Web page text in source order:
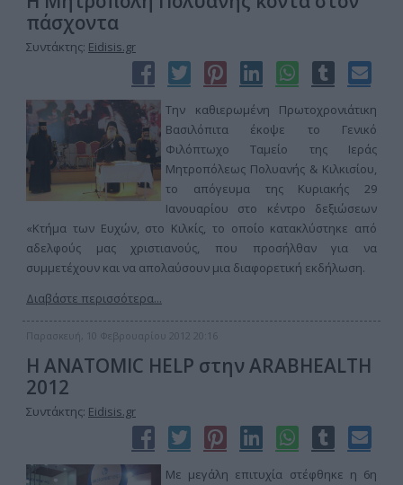
πάσχοντα
Συντάκτης: Eidisis.gr
Την καθιερωμένη Πρωτοχρονιάτικη
Βασιλόπιτα έκοψε το Γενικό
Φιλόπτωχο Ταμείο της Ιεράς
Μητροπόλεως Πολυανής & Κιλκισίου,
το απόγευμα της Κυριακής 29
Ιανουαρίου στο κέντρο δεξιώσεων
«Κτήμα των Ευχών, στο Κιλκίς, το οποίο κατακλύστηκε από
αδελφούς μας χριστιανούς, που προσήλθαν για να
συμμετέχουν και να απολαύσουν μια διαφορετική εκδήλωση.
Διαβάστε περισσότερα...
Παρασκευή, 10 Φεβρουαρίου 2012 20:16
Η ANATOMIC HELP στην ARABHEALTH
2012
Συντάκτης: Eidisis.gr
Με μεγάλη επιτυχία στέφθηκε η 6η